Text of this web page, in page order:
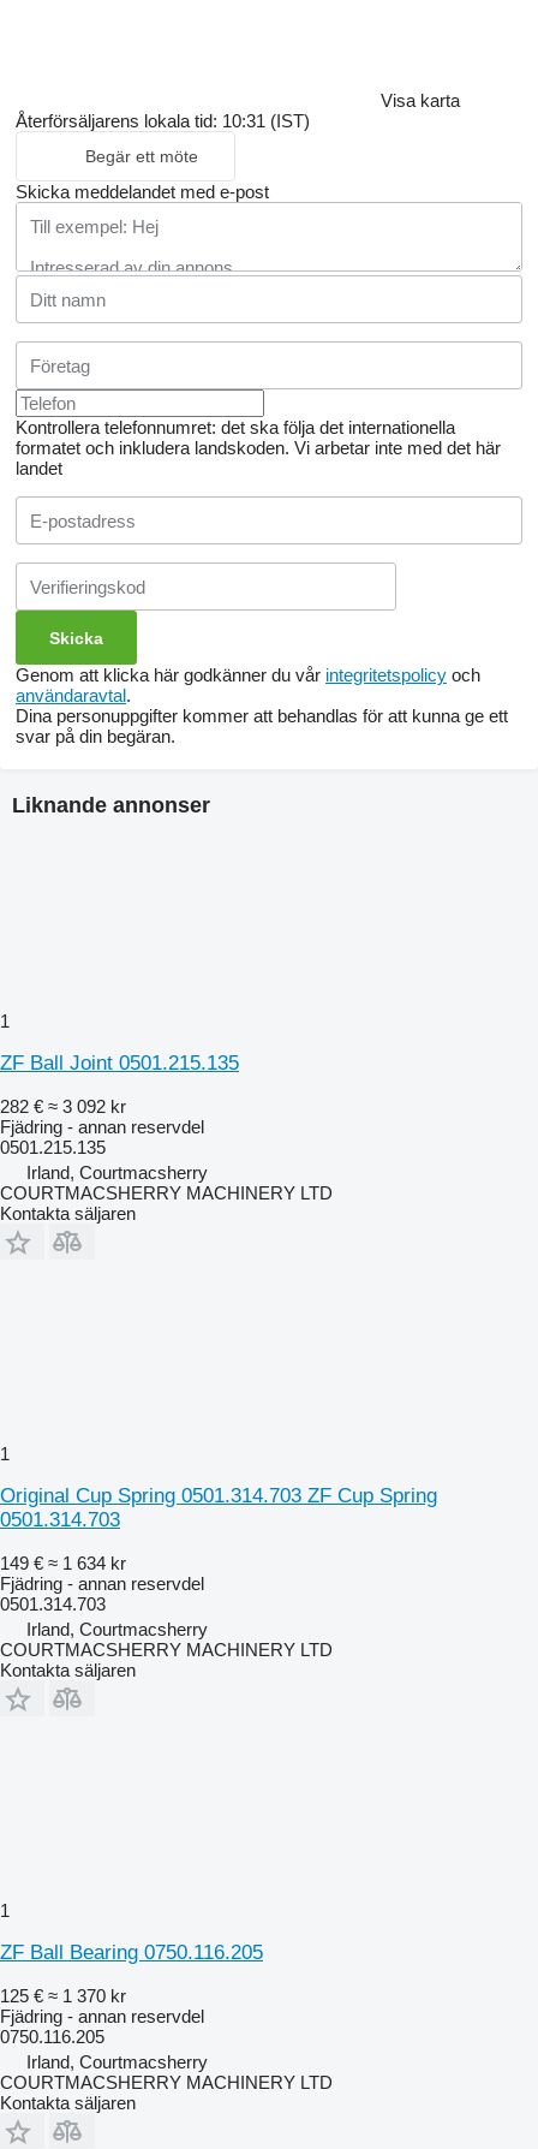
Visa karta
Återförsäljarens lokala tid: 10:31 (IST)
Begär ett möte
Skicka meddelandet med e-post
Kontrollera telefonnumret: det ska följa det internationella
formatet och inkludera landskoden. Vi arbetar inte med det här
landet
Genom att klicka här godkänner du vår integritetspolicy och
användaravtal.
Dina personuppgifter kommer att behandlas för att kunna ge ett
svar på din begäran.
Liknande annonser
1
ZF Ball Joint 0501.215.135
282 € ≈ 3 092 kr
Fjädring - annan reservdel
0501.215.135
Irland, Courtmacsherry
COURTMACSHERRY MACHINERY LTD
Kontakta säljaren
1
Original Cup Spring 0501.314.703 ZF Cup Spring
0501.314.703
149 € ≈ 1 634 kr
Fjädring - annan reservdel
0501.314.703
Irland, Courtmacsherry
COURTMACSHERRY MACHINERY LTD
Kontakta säljaren
1
ZF Ball Bearing 0750.116.205
125 € ≈ 1 370 kr
Fjädring - annan reservdel
0750.116.205
Irland, Courtmacsherry
COURTMACSHERRY MACHINERY LTD
Kontakta säljaren